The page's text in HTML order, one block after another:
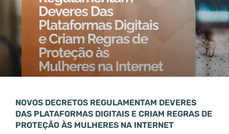
NOVOS DECRETOS REGULAMENTAM DEVERES
DAS PLATAFORMAS DIGITAIS E CRIAM REGRAS DE
PROTEÇÃO ÀS MULHERES NA INTERNET